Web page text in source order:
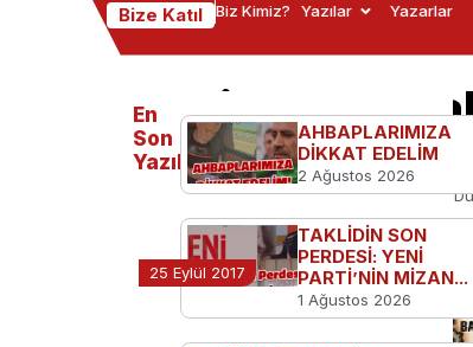
Bize Katıl Biz Kimiz? Yazılar Yazarlar
Anti-
İsrail’i
Ana Sayfa TGB'den Anti-Emperyalist
25 Eylül 2017
En
Son
Yazılanlar
AHBAPLARIMIZA
DİKKAT EDELİM
2 Ağustos 2026
TAKLİDİN SON
PERDESİ: YENİ
PARTİ’NİN MİZAN...
1 Ağustos 2026